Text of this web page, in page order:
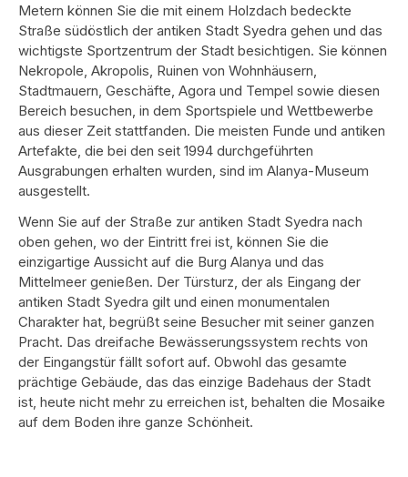
Metern können Sie die mit einem Holzdach bedeckte
Straße südöstlich der antiken Stadt Syedra gehen und das
wichtigste Sportzentrum der Stadt besichtigen. Sie können
Nekropole, Akropolis, Ruinen von Wohnhäusern,
Stadtmauern, Geschäfte, Agora und Tempel sowie diesen
Bereich besuchen, in dem Sportspiele und Wettbewerbe
aus dieser Zeit stattfanden. Die meisten Funde und antiken
Artefakte, die bei den seit 1994 durchgeführten
Ausgrabungen erhalten wurden, sind im Alanya-Museum
ausgestellt.
Wenn Sie auf der Straße zur antiken Stadt Syedra nach
oben gehen, wo der Eintritt frei ist, können Sie die
einzigartige Aussicht auf die Burg Alanya und das
Mittelmeer genießen. Der Türsturz, der als Eingang der
antiken Stadt Syedra gilt und einen monumentalen
Charakter hat, begrüßt seine Besucher mit seiner ganzen
Pracht. Das dreifache Bewässerungssystem rechts von
der Eingangstür fällt sofort auf. Obwohl das gesamte
prächtige Gebäude, das das einzige Badehaus der Stadt
ist, heute nicht mehr zu erreichen ist, behalten die Mosaike
auf dem Boden ihre ganze Schönheit.